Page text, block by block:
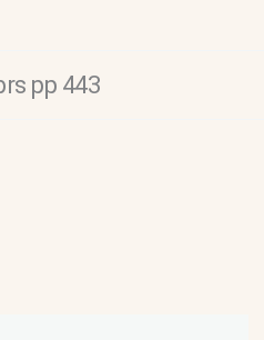
pp 443